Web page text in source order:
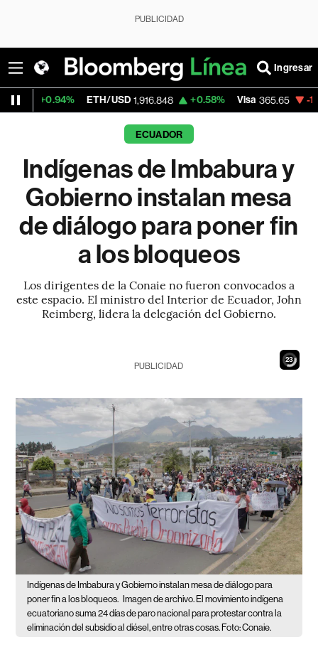
PUBLICIDAD
Ingresar
ETH/USD 1,916.848 +0.58% Visa 365.65 -1.30%
ECUADOR
Indígenas de Imbabura y
Gobierno instalan mesa
de diálogo para poner fin
a los bloqueos
Los dirigentes de la Conaie no fueron convocados a
este espacio. El ministro del Interior de Ecuador, John
Reimberg, lidera la delegación del Gobierno.
21
PUBLICIDAD
Indígenas de Imbabura y Gobierno instalan mesa de diálogo para
poner fin a los bloqueos. Imagen de archivo. El movimiento indígena
ecuatoriano suma 24 días de paro nacional para protestar contra la
eliminación del subsidio al diésel, entre otras cosas. Foto: Conaie.